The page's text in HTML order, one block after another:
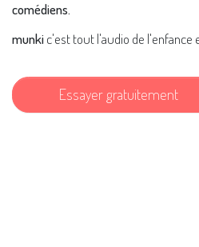
comédiens.
munkic'est tout l'audio de l'enfance
Essayer gratuitement